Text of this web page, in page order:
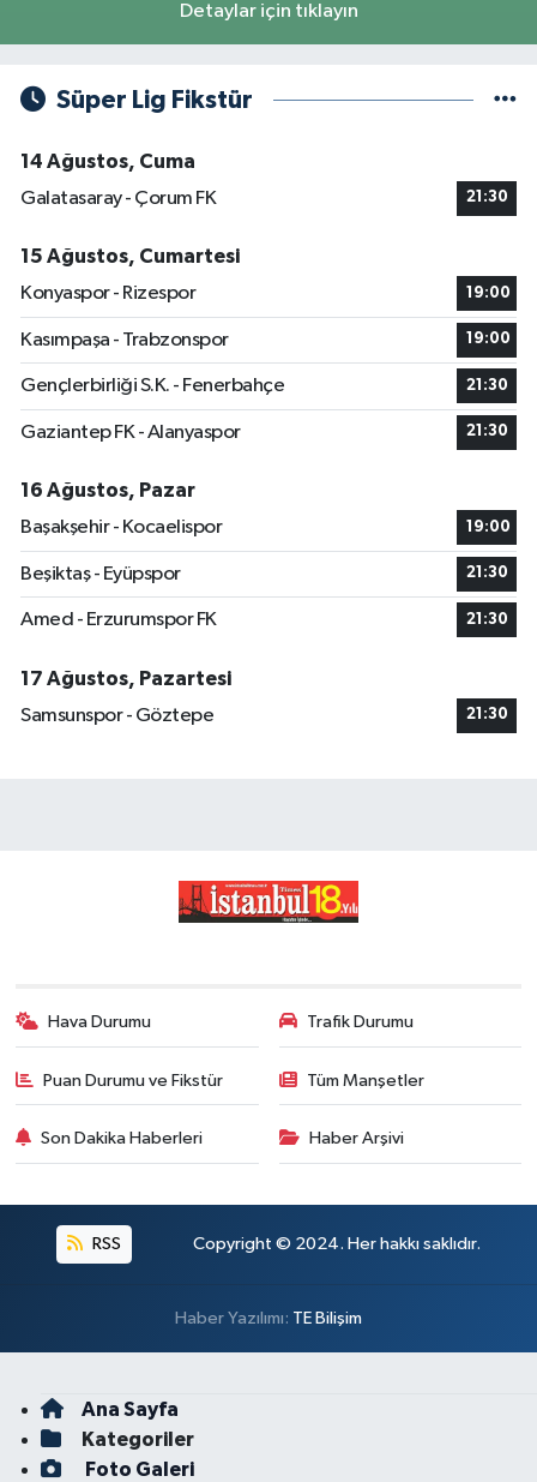
Detaylar için tıklayın
Süper Lig Fikstür
14 Ağustos, Cuma
Galatasaray - Çorum FK
21:30
15 Ağustos, Cumartesi
Konyaspor - Rizespor
19:00
Kasımpaşa - Trabzonspor 19:00
Gençlerbirliği S.K. - Fenerbahçe 21:30
Gaziantep FK - Alanyaspor 21:30
16 Ağustos, Pazar
Başakşehir - Kocaelispor
19:00
Beşiktaş - Eyüpspor 21:30
Amed - Erzurumspor FK 21:30
17 Ağustos, Pazartesi
Samsunspor - Göztepe
21:30
Hava Durumu Trafik Durumu
Puan Durumu ve Fikstür Tüm Manşetler
Son Dakika Haberleri Haber Arşivi
RSS Copyright © 2024. Her hakkı saklıdır.
Haber Yazılımı: TE Bilişim
Ana Sayfa
Kategoriler
Foto Galeri